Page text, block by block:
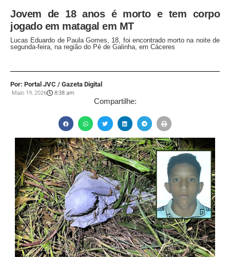
Jovem de 18 anos é morto e tem corpo
jogado em matagal em MT
Lucas Eduardo de Paula Gomes, 18, foi encontrado morto na noite de
segunda-feira, na região do Pé de Galinha, em Cáceres
Por: Portal JVC / Gazeta Digital
Maio 19, 2026 8:38 am
Compartilhe: